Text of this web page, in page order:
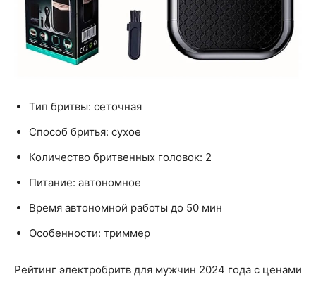
Тип бритвы: сеточная
Способ бритья: сухое
Количество бритвенных головок: 2
Питание: автономное
Время автономной работы до 50 мин
Особенности: триммер
Рейтинг электробритв для мужчин 2024 года с ценами